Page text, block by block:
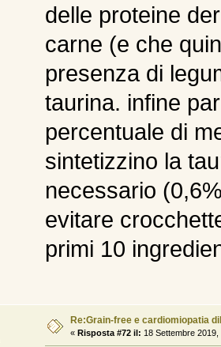
delle proteine
carne (e che
presenza di
taurina. infine
percentuale di
sintetizzino la
necessario
evitare
primi 10
Re:Grain-free e cardiomiopatia
« Risposta #72 il: 18 Settembre 2019,